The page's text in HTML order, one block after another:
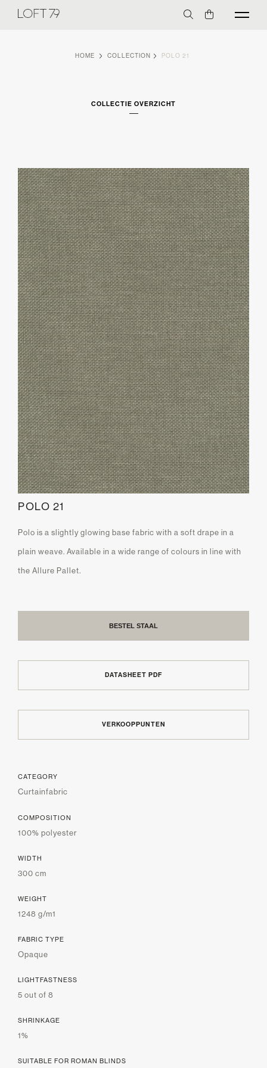
HOME COLLECTION POLO 21
COLLECTIE OVERZICHT
POLO 21
Polo is a slightly glowing base fabric with a soft drape in a
plain weave. Available in a wide range of colours in line with
the Allure Pallet.
BESTEL STAAL
DATASHEET PDF
VERKOOPPUNTEN
CATEGORY
Curtainfabric
COMPOSITION
100% polyester
WIDTH
300 cm
WEIGHT
1248 g/m1
FABRIC TYPE
Opaque
LIGHTFASTNESS
5 out of 8
SHRINKAGE
1%
SUITABLE FOR ROMAN BLINDS